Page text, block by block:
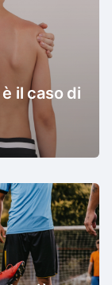
il caso di